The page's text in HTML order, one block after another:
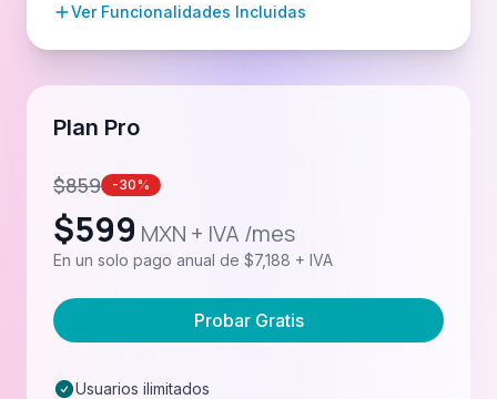
Ver Funcionalidades Incluidas
Plan Pro
$859 -30%
$599 MXN + IVA /mes
En un solo pago anual de $7,188 + IVA
Probar Gratis
Usuarios ilimitados